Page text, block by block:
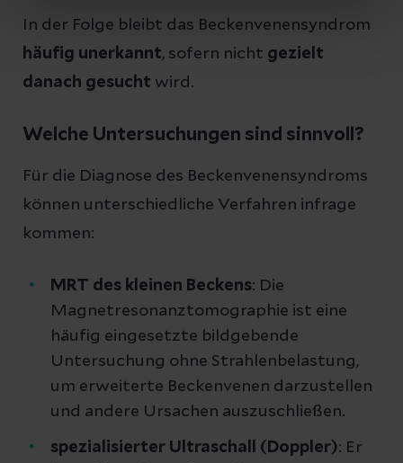
In der Folge bleibt das Beckenvenensyndrom
häufig unerkannt, sofern nicht gezielt
danach gesucht wird.
Welche Untersuchungen sind sinnvoll?
Für die Diagnose des Beckenvenensyndroms
können unterschiedliche Verfahren infrage
kommen:
MRT des kleinen Beckens: Die
Magnetresonanztomographie ist eine
häufig eingesetzte bildgebende
Untersuchung ohne Strahlenbelastung,
um erweiterte Beckenvenen darzustellen
und andere Ursachen auszuschließen.
spezialisierter Ultraschall (Doppler): Er